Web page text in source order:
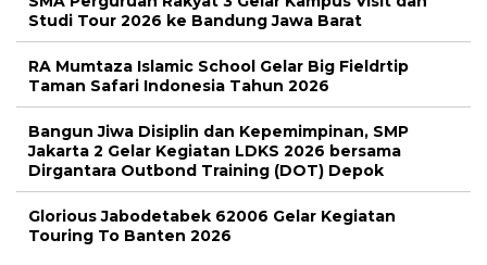
Studi Tour 2026 ke Bandung Jawa Barat
RA Mumtaza Islamic School Gelar Big Fieldrtip
Taman Safari Indonesia Tahun 2026
Bangun Jiwa Disiplin dan Kepemimpinan, SMP
Jakarta 2 Gelar Kegiatan LDKS 2026 bersama
Dirgantara Outbond Training (DOT) Depok
Glorious Jabodetabek 62006 Gelar Kegiatan
Touring To Banten 2026